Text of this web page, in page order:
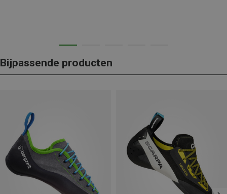
Bijpassende producten